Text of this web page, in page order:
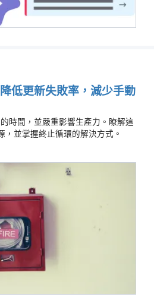
低更新失敗率，減少手動
時間，並嚴重影響生產力。瞭解這
，並掌握終止循環的解決方式。